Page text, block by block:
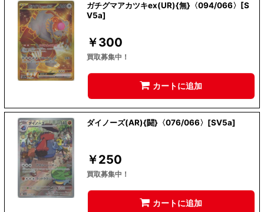
ガチグマアカツキex(UR){無}〈094/066〉[S
V5a]
￥300
買取募集中！
カートに追加
ダイノーズ(AR){闘}〈076/066〉[SV5a]
￥250
買取募集中！
カートに追加